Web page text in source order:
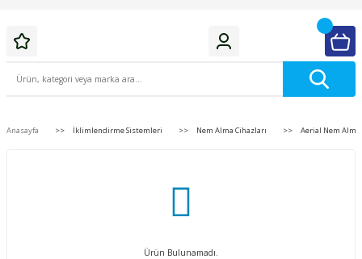
Anasayfa İklimlendirme Sistemleri Nem Alma Cihazları Aerial Nem Alma
Ürün Bulunamadı.